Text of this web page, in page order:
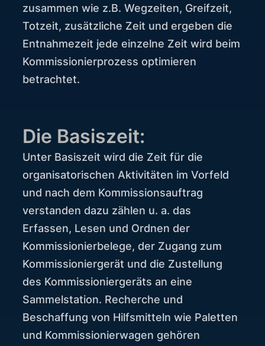
zusammen wie z.B. Wegzeiten, Greifzeit,
Totzeit, zusätzliche Zeit und ergeben die
Entnahmezeit jede einzelne Zeit wird beim
Kommissionierprozess optimieren
betrachtet.
Die Basiszeit:
Unter Basiszeit wird die Zeit für die
organisatorischen Aktivitäten im Vorfeld
und nach dem Kommissionsauftrag
verstanden dazu zählen u. a. das
Erfassen, Lesen und Ordnen der
Kommissionierbelege, der Zugang zum
Kommissioniergerät und die Zustellung
des Kommissioniergeräts an eine
Sammelstation. Recherche und
Beschaffung von Hilfsmitteln wie Paletten
und Kommissionierwagen gehören